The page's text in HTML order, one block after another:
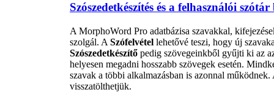
Szószedetkészítés és a felhasználói szótár
A MorphoWord Pro adatbázisa szavakkal,
szolgál. A Szófelvétel lehetővé teszi, hogy új
Szószedetkészítő pedig szövegeinkből gyűjti ki az
helyesen megadni hosszabb szövegek esetén.
szavak a többi alkalmazásban is azonnal
visszatölthetjük.